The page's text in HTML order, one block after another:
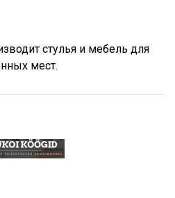
стулья и мебель для
мест.